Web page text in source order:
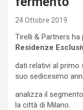
24 Ottobre 2019
Tirelli & Partners ha
Residenze
dati relativi al primo
suo sedicesimo
analizza il
la città di Milano.